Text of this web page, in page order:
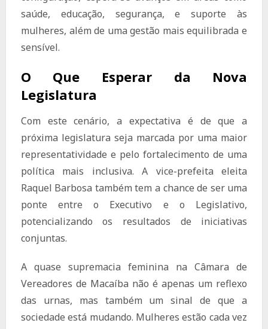
saúde, educação, segurança, e suporte às
mulheres, além de uma gestão mais equilibrada e
sensível.
O Que Esperar da Nova
Legislatura
Com este cenário, a expectativa é de que a
próxima legislatura seja marcada por uma maior
representatividade e pelo fortalecimento de uma
política mais inclusiva. A vice-prefeita eleita
Raquel Barbosa também tem a chance de ser uma
ponte entre o Executivo e o Legislativo,
potencializando os resultados de iniciativas
conjuntas.
A quase supremacia feminina na Câmara de
Vereadores de Macaíba não é apenas um reflexo
das urnas, mas também um sinal de que a
sociedade está mudando. Mulheres estão cada vez